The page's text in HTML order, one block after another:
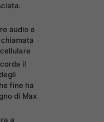
audio e
il
fine ha
di Max
a